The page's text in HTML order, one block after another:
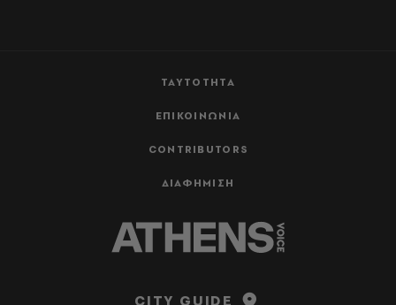
ΤΑΥΤΟΤΗΤΑ
ΕΠΙΚΟΙΝΩΝΙΑ
CONTRIBUTORS
ΔΙΑΦΗΜΙΣΗ
CITY GUIDE